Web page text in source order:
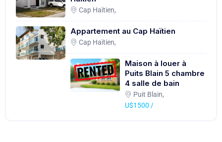
Cap Haïtien,
Appartement au Cap Haïtien
Cap Haïtien,
Maison à louer à
Puits Blain 5 chambre
4 salle de bain
Puit Blain,
U$1500 /